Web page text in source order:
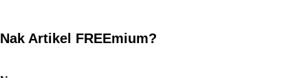
Nak Artikel FREEmium?